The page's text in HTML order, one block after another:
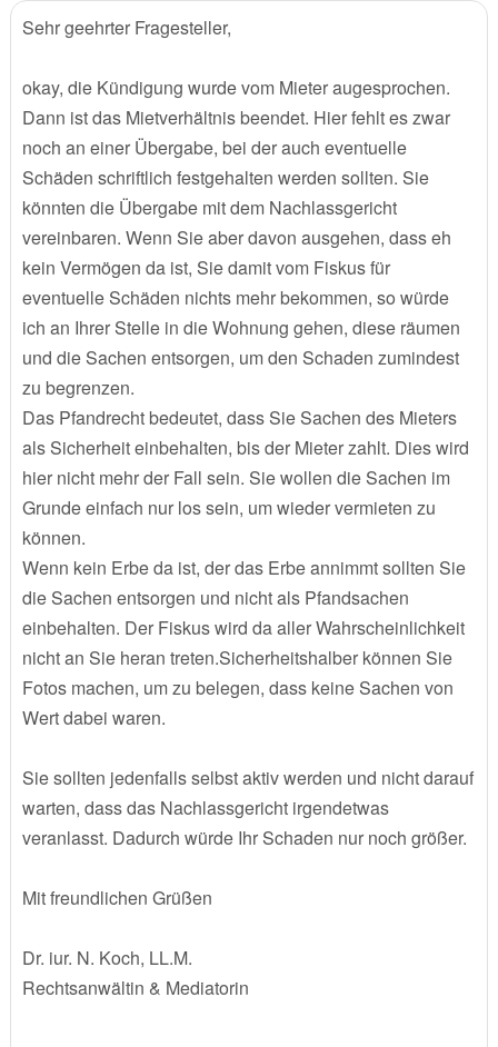
Sehr geehrter Fragesteller,
okay, die Kündigung wurde vom Mieter augesprochen.
Dann ist das Mietverhältnis beendet. Hier fehlt es zwar
noch an einer Übergabe, bei der auch eventuelle
Schäden schriftlich festgehalten werden sollten. Sie
könnten die Übergabe mit dem Nachlassgericht
vereinbaren. Wenn Sie aber davon ausgehen, dass eh
kein Vermögen da ist, Sie damit vom Fiskus für
eventuelle Schäden nichts mehr bekommen, so würde
ich an Ihrer Stelle in die Wohnung gehen, diese räumen
und die Sachen entsorgen, um den Schaden zumindest
zu begrenzen.
Das Pfandrecht bedeutet, dass Sie Sachen des Mieters
als Sicherheit einbehalten, bis der Mieter zahlt. Dies wird
hier nicht mehr der Fall sein. Sie wollen die Sachen im
Grunde einfach nur los sein, um wieder vermieten zu
können.
Wenn kein Erbe da ist, der das Erbe annimmt sollten Sie
die Sachen entsorgen und nicht als Pfandsachen
einbehalten. Der Fiskus wird da aller Wahrscheinlichkeit
nicht an Sie heran treten.Sicherheitshalber können Sie
Fotos machen, um zu belegen, dass keine Sachen von
Wert dabei waren.
Sie sollten jedenfalls selbst aktiv werden und nicht darauf
warten, dass das Nachlassgericht irgendetwas
veranlasst. Dadurch würde Ihr Schaden nur noch größer.
Mit freundlichen Grüßen
Dr. iur. N. Koch, LL.M.
Rechtsanwältin & Mediatorin